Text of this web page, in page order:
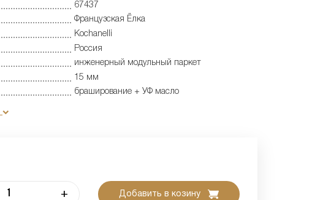
67437
Французская Ёлка
Kochanelli
Россия
инженерный модульный паркет
15 мм
браширование + УФ масло
+ Добавить в козину